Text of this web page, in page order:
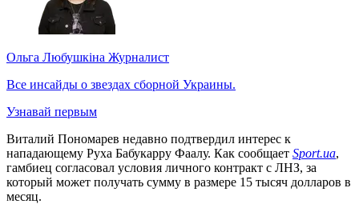
Ольга Любушкіна Журналист
Все инсайды о звездах сборной Украины.
Узнавай первым
Виталий Пономарев недавно подтвердил интерес к
нападающему Руха Бабукарру Фаалу. Как сообщает Sport.ua,
гамбиец согласовал условия личного контракт с ЛНЗ, за
который может получать сумму в размере 15 тысяч долларов в
месяц.